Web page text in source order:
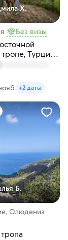
Х.
Без визы
Турция:
древняя
+2 даты
Б.
Олюдениз